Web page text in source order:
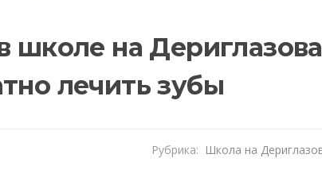
школе на Дериглазова
лечить зубы
Рубрика: Школа на